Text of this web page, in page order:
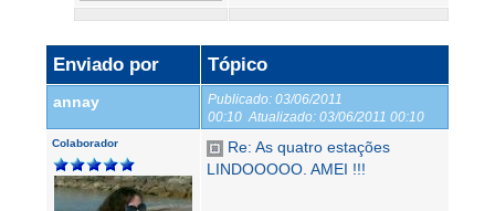
Enviado por Tópico
annay Publicado: 03/06/2011
00:10 Atualizado: 03/06/2011 00:10
Colaborador
Re: As quatro estações
LINDOOOOO. AMEI !!!